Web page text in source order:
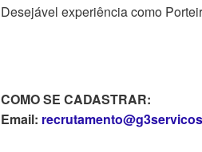
Desejável experiência como
COMO SE CADASTRAR:
Email: